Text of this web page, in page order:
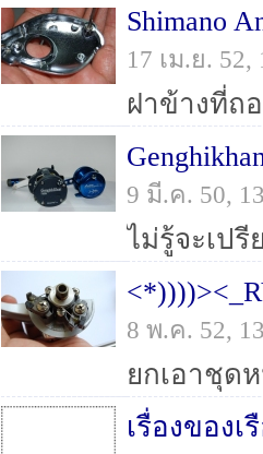
Shimano
17 เม.ย.
ฝาข้างที่ถ
9 มี.ค. 50,
ไม่รู้จะเป
8 พ.ค. 52,
เรื่องของเ